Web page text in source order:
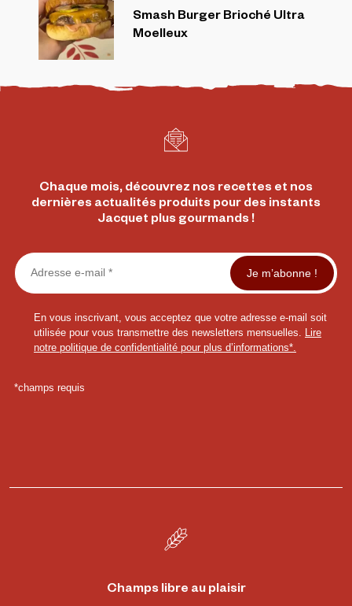
Smash Burger Brioché Ultra
Moelleux
Chaque mois, découvrez nos recettes et nos
dernières actualités produits pour des instants
Jacquet plus gourmands !
Champs libre au plaisir